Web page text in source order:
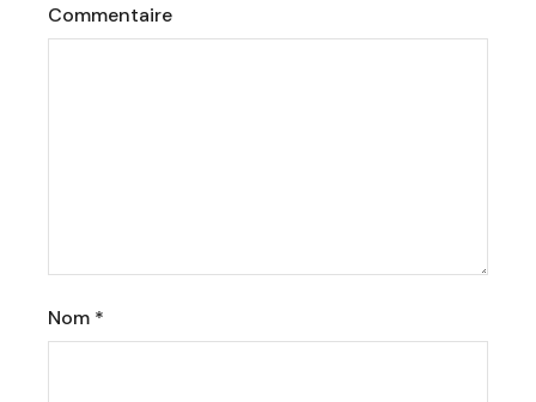
Commentaire
Nom *